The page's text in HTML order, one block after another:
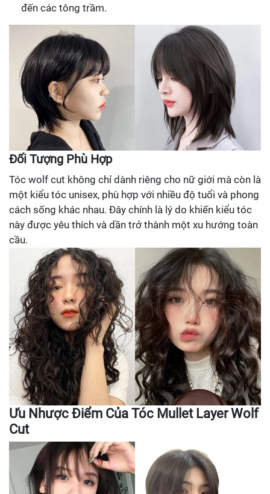
đến các tông trầm.
Đối Tượng Phù Hợp
Tóc wolf cut không chỉ dành riêng cho nữ giới mà còn là
một kiểu tóc unisex, phù hợp với nhiều độ tuổi và phong
cách sống khác nhau. Đây chính là lý do khiến kiểu tóc
này được yêu thích và dần trở thành một xu hướng toàn
cầu.
Ưu Nhược Điểm Của Tóc Mullet Layer Wolf
Cut